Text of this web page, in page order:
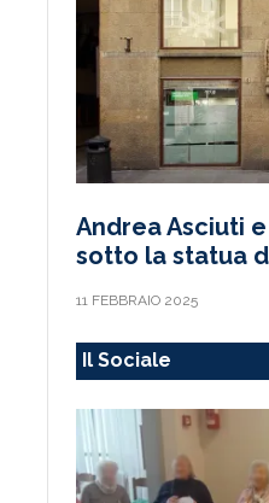
Andrea Asciuti
sotto la statua
11 FEBBRAIO 2025
Il Sociale